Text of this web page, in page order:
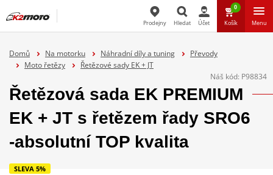
Prodejny Hledat Účet
0
Košík Menu
Domů Na motorku Náhradní díly a tuning
Převody
Moto řetězy
Řetězové sady EK + JT
Náš kód: P98834
Řetězová sada EK PREMIUM
EK + JT s řetězem řady SRO6
-absolutní TOP kvalita
SLEVA 5%